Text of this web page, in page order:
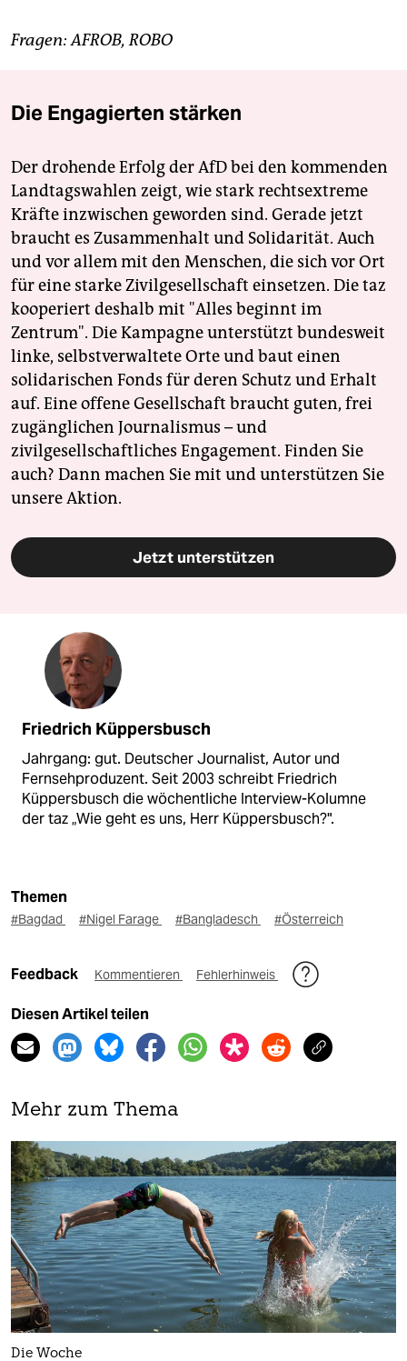
Fragen: AFROB, ROBO
Die Engagierten stärken
Der drohende Erfolg der AfD bei den kommenden
Landtagswahlen zeigt, wie stark rechtsextreme
Kräfte inzwischen geworden sind. Gerade jetzt
braucht es Zusammenhalt und Solidarität. Auch
und vor allem mit den Menschen, die sich vor Ort
für eine starke Zivilgesellschaft einsetzen. Die taz
kooperiert deshalb mit "Alles beginnt im
Zentrum". Die Kampagne unterstützt bundesweit
linke, selbstverwaltete Orte und baut einen
solidarischen Fonds für deren Schutz und Erhalt
auf. Eine offene Gesellschaft braucht guten, frei
zugänglichen Journalismus – und
zivilgesellschaftliches Engagement. Finden Sie
auch? Dann machen Sie mit und unterstützen Sie
unsere Aktion.
Jetzt unterstützen
Friedrich Küppersbusch
Jahrgang: gut. Deutscher Journalist, Autor und
Fernsehproduzent. Seit 2003 schreibt Friedrich
Küppersbusch die wöchentliche Interview-Kolumne
der taz „Wie geht es uns, Herr Küppersbusch?".
Themen
#Bagdad #Nigel Farage #Bangladesch #Österreich
Feedback Kommentieren Fehlerhinweis
Diesen Artikel teilen
Mehr zum Thema
Die Woche